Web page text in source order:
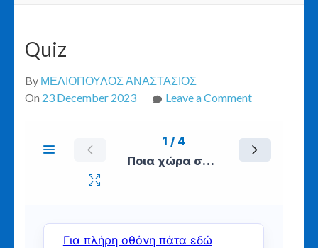
Quiz
By ΜΕΛΙΟΠΟΥΛΟΣ ΑΝΑΣΤΑΣΙΟΣ
On 23 December 2023 Leave a Commenton